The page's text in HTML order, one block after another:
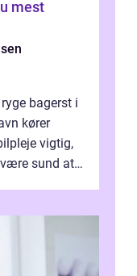
bagerst i
kører
vigtig,
sund at